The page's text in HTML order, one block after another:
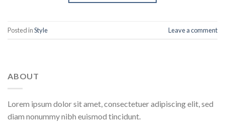
Posted inStyle Leave a comment
ABOUT
Lorem ipsum dolor sit amet, consectetuer adipiscing elit, sed
diam nonummy nibh euismod tincidunt.